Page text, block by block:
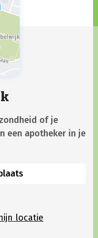
of je
een apotheker in je
locatie